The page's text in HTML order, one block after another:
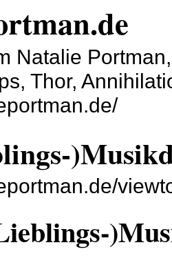
Natalie
Thor,